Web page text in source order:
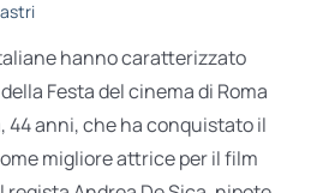
hanno caratterizzato
Festa del cinema di Roma
44 anni, che ha conquistato il
migliore attrice per il film